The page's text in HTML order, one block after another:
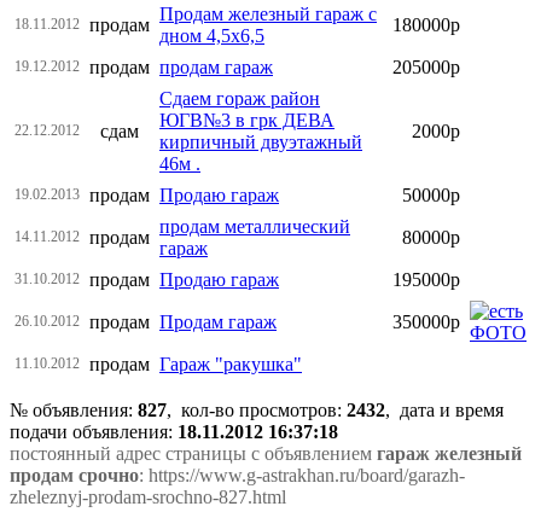
18.11.2012 продам
Продам железный гараж с
дном 4,5х6,5
180000р
19.12.2012 продам продам гараж 205000р
22.12.2012 сдам
Сдаем гораж район
ЮГВ№3 в грк ДЕВА
кирпичный двуэтажный
46м .
2000р
19.02.2013 продам Продаю гараж 50000р
14.11.2012 продам
продам металлический
гараж
80000р
31.10.2012 продам Продаю гараж 195000р
26.10.2012 продам Продам гараж 350000р
11.10.2012 продам Гараж "ракушка"
№ объявления: 827, кол-во просмотров: 2432, дата и время
подачи объявления: 18.11.2012 16:37:18
постоянный адрес страницы с объявлением гараж железный
продам срочно: https://www.g-astrakhan.ru/board/garazh-
zheleznyj-prodam-srochno-827.html